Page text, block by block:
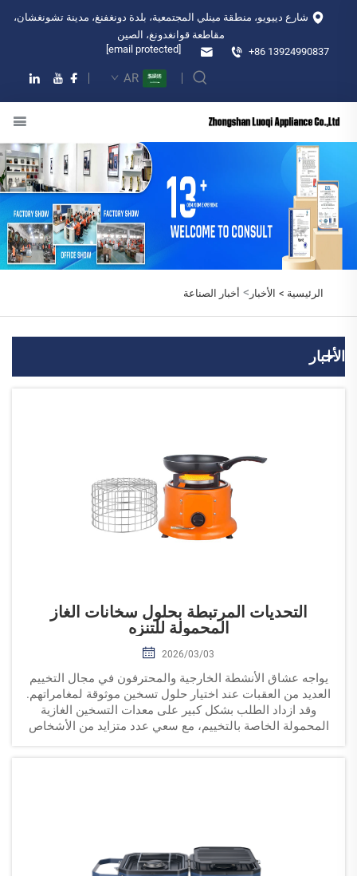
شارع دييويو، منطقة مينلي المجتمعية، بلدة دونغفنغ، مدينة تشونغشان،
مقاطعة قوانغدونغ، الصين
+86 13924990837
AR
الرئيسية > الأخبار > أخبار الصناعة
الأخبار
التحديات المرتبطة بحلول سخانات الغاز
المحمولة للتنزه
2026/03/03
يواجه عشاق الأنشطة الخارجية والمحترفون في مجال التخييم
العديد من العقبات عند اختيار حلول تسخين موثوقة لمغامراتهم.
وقد ازداد الطلب بشكل كبير على معدات التسخين الغازية
المحمولة الخاصة بالتخييم، مع سعي عدد متزايد من الأشخاص